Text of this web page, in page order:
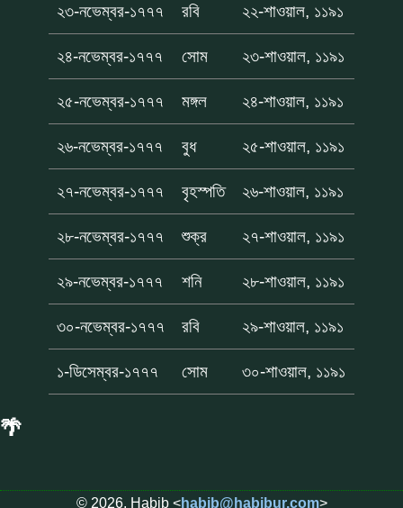
২৩-নভেম্বর-১৭৭৭ রবি ২২-শাওয়াল, ১১৯১
২৪-নভেম্বর-১৭৭৭ সোম ২৩-শাওয়াল, ১১৯১
২৫-নভেম্বর-১৭৭৭ মঙ্গল ২৪-শাওয়াল, ১১৯১
২৬-নভেম্বর-১৭৭৭ বুধ ২৫-শাওয়াল, ১১৯১
২৭-নভেম্বর-১৭৭৭ বৃহস্পতি ২৬-শাওয়াল, ১১৯১
২৮-নভেম্বর-১৭৭৭ শুক্র ২৭-শাওয়াল, ১১৯১
২৯-নভেম্বর-১৭৭৭ শনি ২৮-শাওয়াল, ১১৯১
৩০-নভেম্বর-১৭৭৭ রবি ২৯-শাওয়াল, ১১৯১
১-ডিসেম্বর-১৭৭৭ সোম ৩০-শাওয়াল, ১১৯১
🌴
© 2026, Habib <habib@habibur.com>